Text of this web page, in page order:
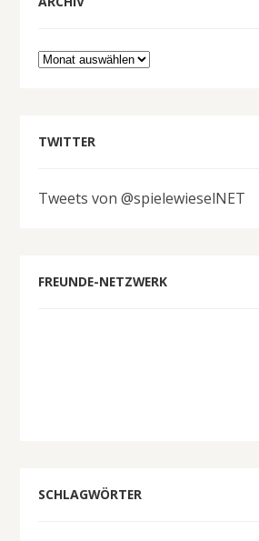
Archiv
TWITTER
Tweets von @spielewieselNET
FREUNDE-NETZWERK
SCHLAGWÖRTER